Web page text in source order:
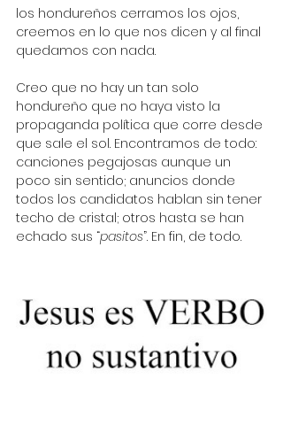
los hondureños cerramos los ojos,
creemos en lo que nos dicen y al final
quedamos con nada.
Creo que no hay un tan solo
hondureño que no haya visto la
propaganda política que corre desde
que sale el sol. Encontramos de todo:
canciones pegajosas aunque un
poco sin sentido; anuncios donde
todos los candidatos hablan sin tener
techo de cristal; otros hasta se han
echado sus “pasitos”. En fin, de todo.